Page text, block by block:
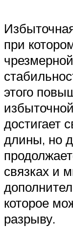
при
этого
достигает
длины, но
связках и
которое
разрыву.